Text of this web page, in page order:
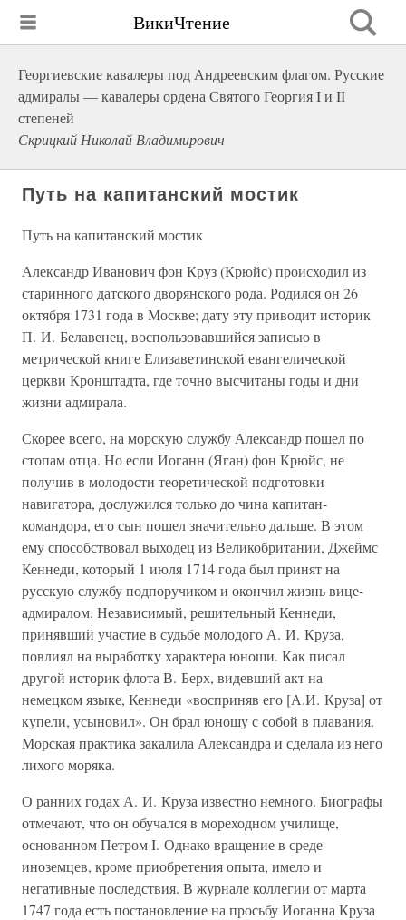
ВикиЧтение
Георгиевские кавалеры под Андреевским флагом. Русские
адмиралы — кавалеры ордена Святого Георгия I и II
степеней
Скрицкий Николай Владимирович
Путь на капитанский мостик
Путь на капитанский мостик
Александр Иванович фон Круз (Крюйс) происходил из
старинного датского дворянского рода. Родился он 26
октября 1731 года в Москве; дату эту приводит историк
П. И. Белавенец, воспользовавшийся записью в
метрической книге Елизаветинской евангелической
церкви Кронштадта, где точно высчитаны годы и дни
жизни адмирала.
Скорее всего, на морскую службу Александр пошел по
стопам отца. Но если Иоганн (Яган) фон Крюйс, не
получив в молодости теоретической подготовки
навигатора, дослужился только до чина капитан-
командора, его сын пошел значительно дальше. В этом
ему способствовал выходец из Великобритании, Джеймс
Кеннеди, который 1 июля 1714 года был принят на
русскую службу подпоручиком и окончил жизнь вице-
адмиралом. Независимый, решительный Кеннеди,
принявший участие в судьбе молодого А. И. Круза,
повлиял на выработку характера юноши. Как писал
другой историк флота В. Берх, видевший акт на
немецком языке, Кеннеди «восприняв его [А.И. Круза] от
купели, усыновил». Он брал юношу с собой в плавания.
Морская практика закалила Александра и сделала из него
лихого моряка.
О ранних годах А. И. Круза известно немного. Биографы
отмечают, что он обучался в мореходном училище,
основанном Петром I. Однако вращение в среде
иноземцев, кроме приобретения опыта, имело и
негативные последствия. В журнале коллегии от марта
1747 года есть постановление на просьбу Иоганна Круза